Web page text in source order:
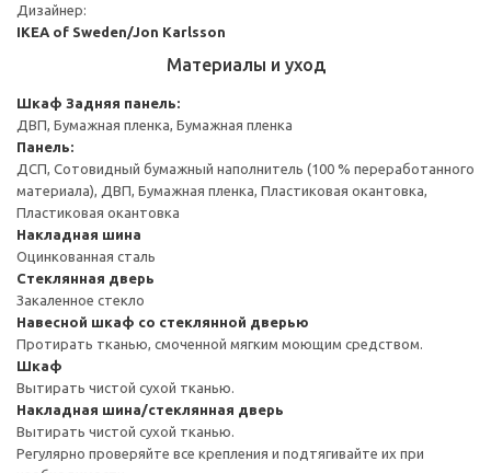
Дизайнер:
IKEA of Sweden/Jon Karlsson
Материалы и уход
Шкаф Задняя панель:
ДВП, Бумажная пленка, Бумажная пленка
Панель:
ДСП, Сотовидный бумажный наполнитель (100 % переработанного
материала), ДВП, Бумажная пленка, Пластиковая окантовка,
Пластиковая окантовка
Накладная шина
Оцинкованная сталь
Стеклянная дверь
Закаленное стекло
Навесной шкаф со стеклянной дверью
Протирать тканью, смоченной мягким моющим средством.
Шкаф
Вытирать чистой сухой тканью.
Накладная шина/стеклянная дверь
Вытирать чистой сухой тканью.
Регулярно проверяйте все крепления и подтягивайте их при